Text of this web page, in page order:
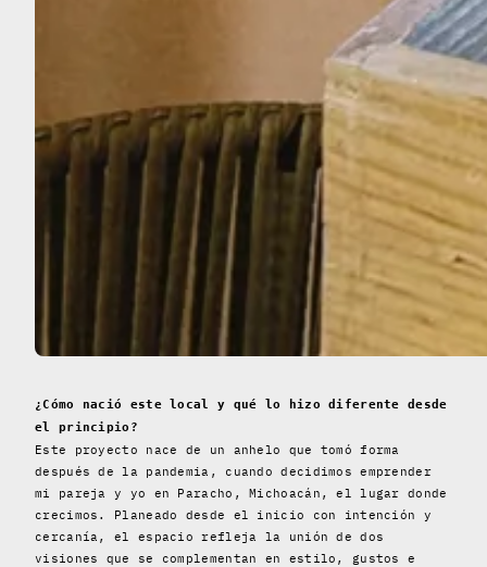
¿Cómo nació este local y qué lo hizo diferente desde
el principio?
Este proyecto nace de un anhelo que tomó forma
después de la pandemia, cuando decidimos emprender
mi pareja y yo en Paracho, Michoacán, el lugar donde
crecimos. Planeado desde el inicio con intención y
cercanía, el espacio refleja la unión de dos
visiones que se complementan en estilo, gustos e